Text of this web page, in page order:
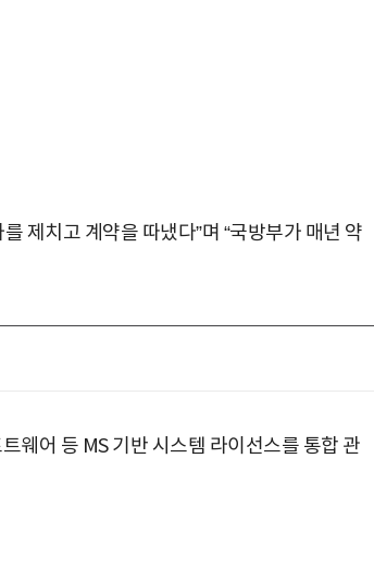
제치고 계약을 따냈다”며 “국방부가 매년 약
웨어 등 MS 기반 시스템 라이선스를 통합 관